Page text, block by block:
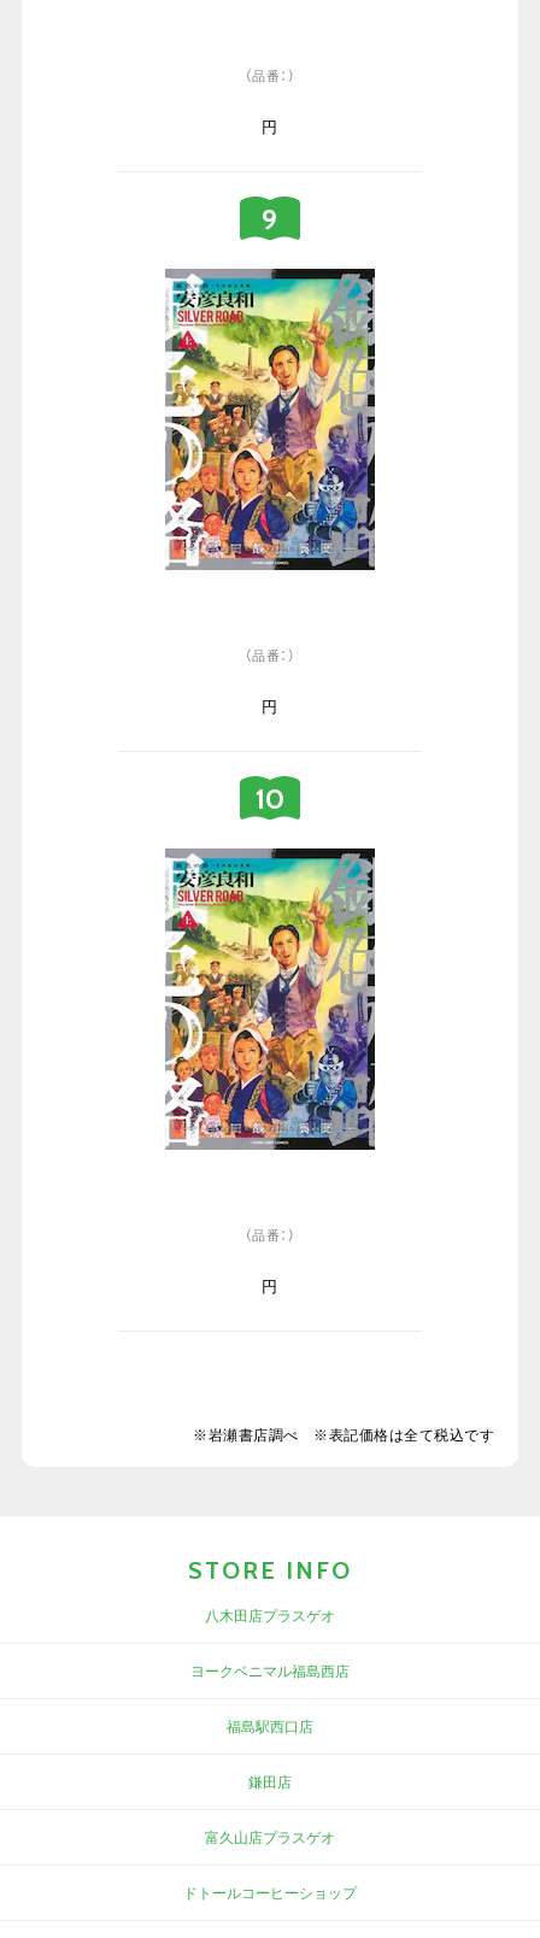
（品番：）
円
（品番：）
円
（品番：）
円
※岩瀬書店調べ ※表記価格は全て税込です
STORE INFO
八木田店プラスゲオ
ヨークベニマル福島西店
福島駅西口店
鎌田店
富久山店プラスゲオ
ドトールコーヒーショップ